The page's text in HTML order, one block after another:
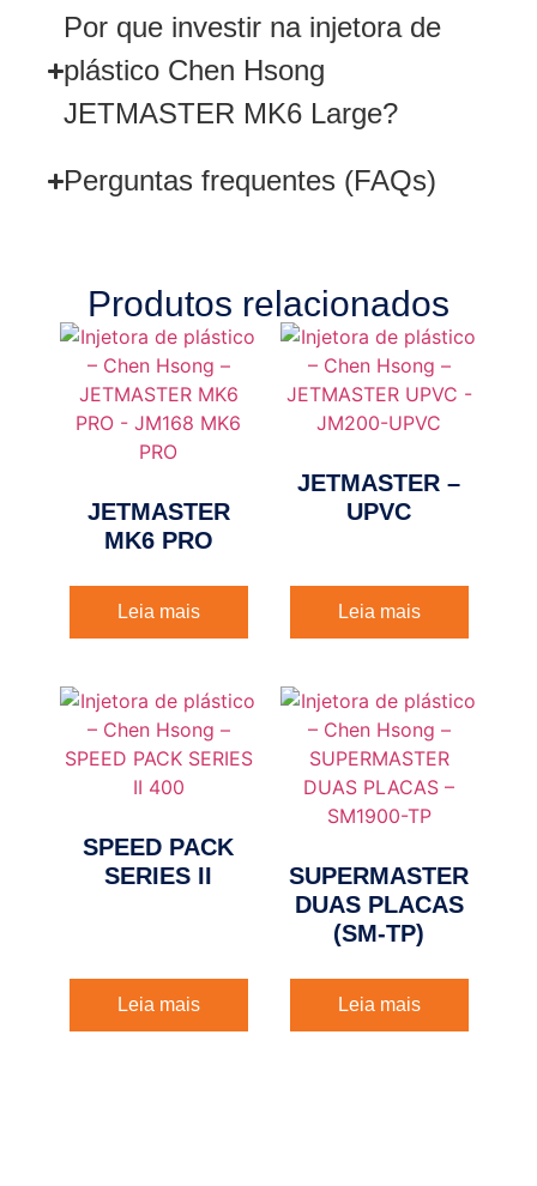
Por que investir na injetora de
plástico Chen Hsong
JETMASTER MK6 Large?
Perguntas frequentes (FAQs)
Produtos relacionados
JETMASTER
MK6 PRO
Leia mais
JETMASTER –
UPVC
Leia mais
SPEED PACK
SERIES II
Leia mais
SUPERMASTER
DUAS PLACAS
(SM-TP)
Leia mais